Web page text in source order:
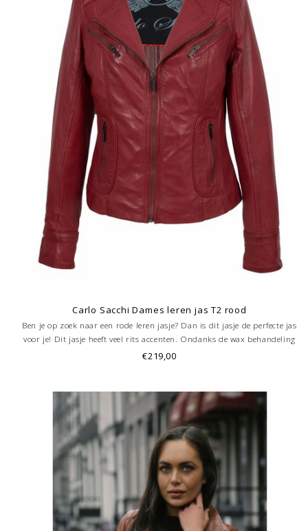
Carlo Sacchi Dames leren jas T2 rood
Ben je op zoek naar een rode leren jasje? Dan is dit jasje de perfecte jas
voor je! Dit jasje heeft veel rits accenten. Ondanks de wax behandeling
is dit uniek . Je kunt nu deze leren jas online bestellen bij Leather City
€219,00